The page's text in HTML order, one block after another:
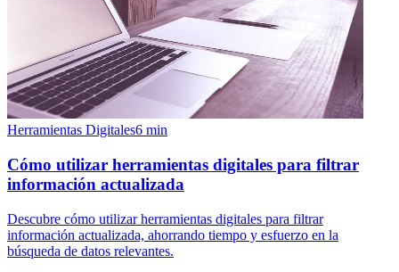
Herramientas Digitales6 min
Cómo utilizar herramientas digitales para filtrar
información actualizada
Descubre cómo utilizar herramientas digitales para filtrar
información actualizada, ahorrando tiempo y esfuerzo en la
búsqueda de datos relevantes.